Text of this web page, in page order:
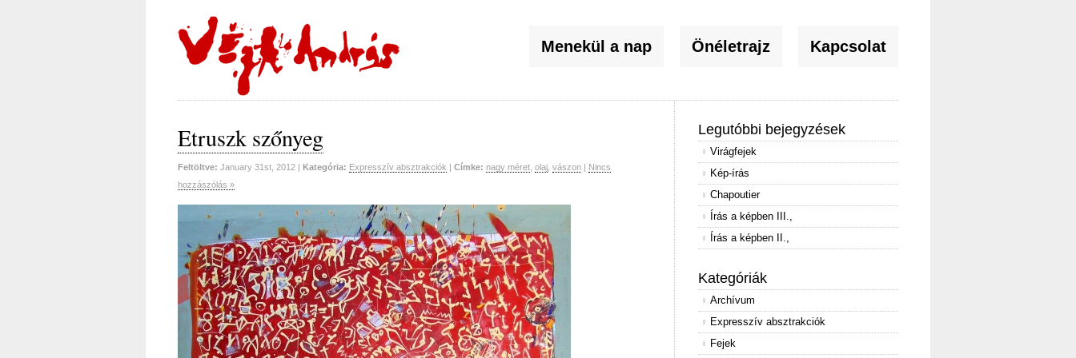
Menekül a nap Önéletrajz Kapcsolat
Etruszk szőnyeg
Feltöltve: January 31st, 2012 | Kategória: Expresszív absztrakciók | Címke: nagy méret olaj vászon | Nincs
hozzászólás »
Legutóbbi bejegyzések
Virágfejek
Kép-írás
Chapoutier
Írás a képben III.,
Írás a képben II.,
Kategóriák
Archívum
Expresszív absztrakciók
Fejek